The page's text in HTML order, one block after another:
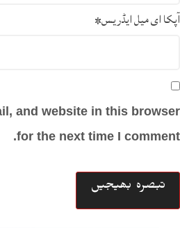
آپکا ای میل ایڈریس*
and website in this browser
for the next time I comment.